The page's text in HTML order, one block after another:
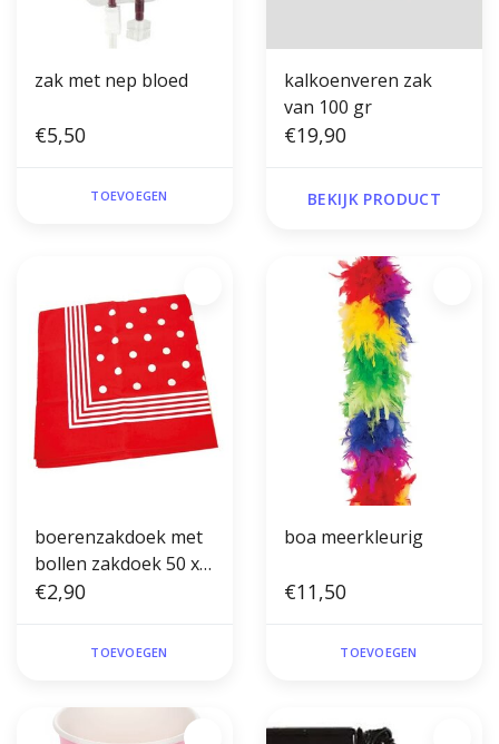
zak met nep bloed
€5,50
TOEVOEGEN
kalkoenveren zak
van 100 gr
€19,90
BEKIJK PRODUCT
boerenzakdoek met
bollen zakdoek 50 x
50cm
€2,90
TOEVOEGEN
boa meerkleurig
€11,50
TOEVOEGEN